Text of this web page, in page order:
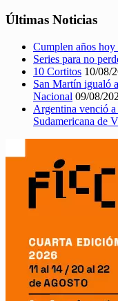
Últimas Noticias
Cumplen años hoy
Series para no
10 Cortitos 10/08/
San Martín igualó
Nacional 09/08/
Argentina venció
Sudamericana de